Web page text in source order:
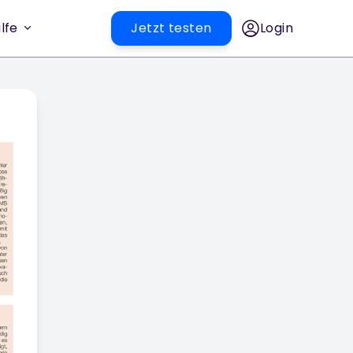
Jetzt testen Login